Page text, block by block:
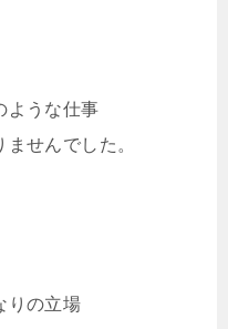
ような仕事
せんでした。
りの立場